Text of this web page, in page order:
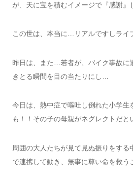
が、天に宝を積むイメージで『感謝』
この世は、本当に…リアルですしライ
昨日は、また…若者が、バイク事故に
きとる瞬間を目の当たりにし…
今日は、熱中症で嘔吐し倒れた小学
も！！その子の母親がネグレクトだと
周囲の大人たちが見て見ぬ振りをする
で連携して動き、無事に尊い命を救う